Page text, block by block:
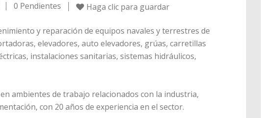
0 Pendientes Haga clic para guardar
y reparación de equipos navales y terrestres de
elevadores, auto elevadores, grúas, carretillas
instalaciones sanitarias, sistemas hidráulicos,
ambientes de trabajo relacionados con la industria,
con 20 años de experiencia en el sector.